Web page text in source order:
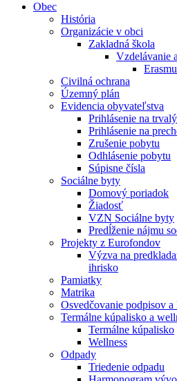
Obec
História
Organizácie v obci
Zakladná škola
Vzdelávanie
Civilná ochrana
Územný plán
Evidencia obyvateľstva
Prihlásenie na
Prihlásenie na
Zrušenie pobytu
Odhlásenie pobytu
Súpisne čísla
Sociálne byty
Domový poriadok
Žiadosť
VZN Sociálne byty
Predĺženie nájmu
Projekty z Eurofondov
Výzva na
ihrisko
Pamiatky
Matrika
Osvedčovanie podpisov a
Termálne kúpalisko a
Termálne kúpalisko
Wellness
Odpady
Triedenie odpadu